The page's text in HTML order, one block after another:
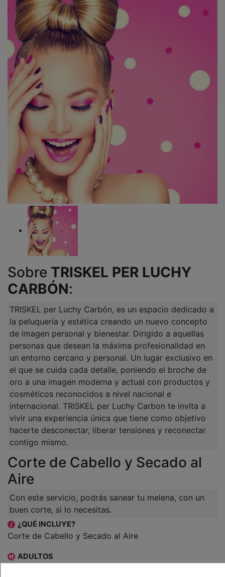
Sobre TRISKEL PER LUCHY
CARBÓN:
TRISKEL per Luchy Carbón, es un espacio dedicado a
la peluquería y estética creando un nuevo concepto
de imagen personal y bienestar. Dirigido a aquellas
personas que desean la máxima profesionalidad en
un entorno cercano y personal. Un lugar exclusivo en
el que se cuida cada detalle, poniendo el broche de
oro a una imagen moderna y actual con productos y
cosméticos reconocidos a nivel nacional e
internacional. TRISKEL per Luchy Carbon te invita a
vivir una experiencia única que tiene como objetivo
hacerte desconectar, liberar tensiones y reconectar
contigo mismo.
Corte de Cabello y Secado al
Aire
Con este servicio, podrás sanear tu melena, con un
buen corte, si lo necesitas.
¿QUÉ INCLUYE?
Corte de Cabello y Secado al Aire
ADULTOS